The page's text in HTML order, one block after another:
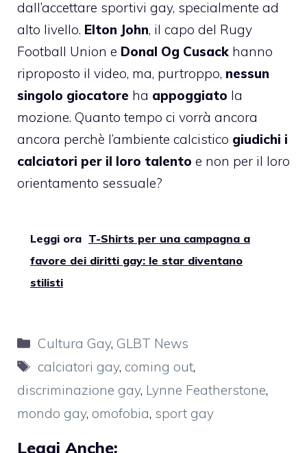
dall’accettare sportivi gay, specialmente ad
alto livello. Elton John, il capo del Rugy
Football Union e Donal Og Cusack hanno
riproposto il video, ma, purtroppo, nessun
singolo giocatore ha appoggiato la
mozione. Quanto tempo ci vorrà ancora
ancora perchè l’ambiente calcistico giudichi i
calciatori per il loro talento e non per il loro
orientamento sessuale?
Leggi ora T-Shirts per una campagna a
favore dei diritti gay: le star diventano
stilisti
Categorie
Cultura Gay, GLBT News
Tag
calciatori gay, coming out,
discriminazione gay, Lynne Featherstone,
mondo gay, omofobia, sport gay
Leggi Anche: